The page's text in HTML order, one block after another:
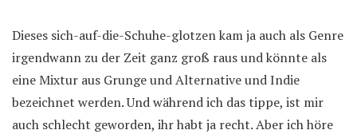
Dieses sich-auf-die-Schuhe-glotzen kam ja auch als Genre
irgendwann zu der Zeit ganz groß raus und könnte als
eine Mixtur aus Grunge und Alternative und Indie
bezeichnet werden. Und während ich das tippe, ist mir
auch schlecht geworden, ihr habt ja recht. Aber ich höre